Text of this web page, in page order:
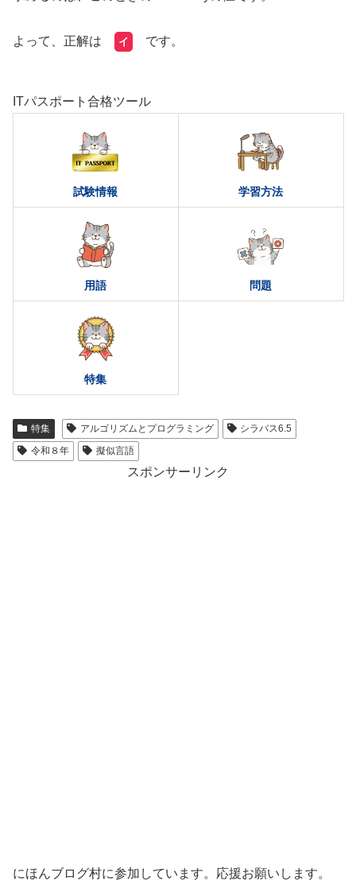
よって、正解は イ です。
ITパスポート合格ツール
試験情報 学習方法
用語 問題
特集
特集 アルゴリズムとプログラミング
シラバス6.5
令和８年
擬似言語
スポンサーリンク
にほんブログ村に参加しています。応援お願いします。